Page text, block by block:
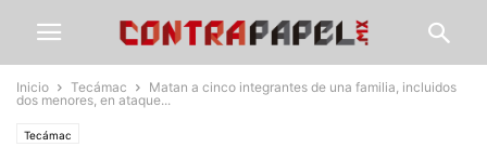
Inicio Tecámac
Matan a cinco integrantes de una familia, incluidos
dos menores, en ataque...
Tecámac